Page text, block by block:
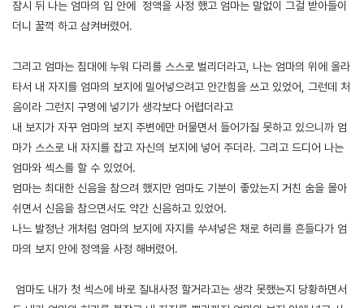
잠시 뒤 나는 엄마의 입 안에 정액을 사정 했고 엄마는 말없이 그걸 받아들이
더니 꿀꺽 하고 삼켜버렸어.
그리고 엄마는 침대에 누워 다리를 스스로 벌리더라고, 나는 엄마의 위에 올라
타서 내 자지를 엄마의 보지에 밀어넣으려고 안간힘을 쓰고 있었어, 그런데 처
음이라 그런지 구멍에 넣기가 생각보다 어렵더라고
내 보지가 자꾸 엄마의 보지 주변에만 머물면서 들어가질 못하고 있으니까 엄
마가 스스로 내 자지를 잡고 자신의 보지에 넣어 주더라. 그리고 드디어 나는
엄마와 섹스를 할 수 있었어.
엄마는 최대한 신음을 참으려 했지만 엄마도 기분이 좋았는지 거친 숨을 몰아
쉬면서 신음을 참으면서도 약간 신음하고 있었어.
나느 발정난 개처럼 엄마의 보지에 자지를 쑤셔넣은 채로 허리를 흔들다가 엄
마의 보지 안에 정액을 사정 해버렸어.
엄마도 내가 첫 섹스에 바로 질내사정 할거라고는 생각 못했는지 당황하면서